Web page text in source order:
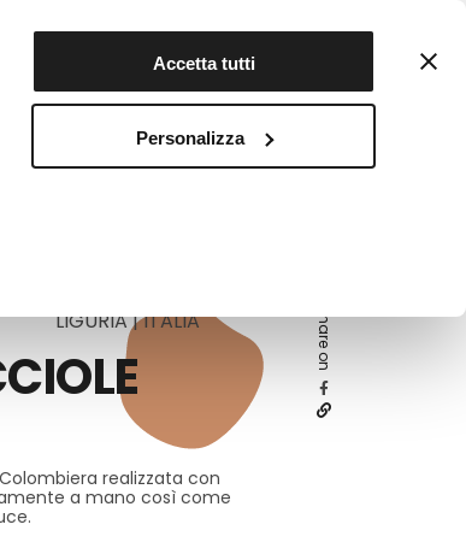
Accetta tutti
Personalizza
Registrati
CIBO AUTENTICO
LIGURIA | ITALIA
realizzata con
a mano così come
Share on